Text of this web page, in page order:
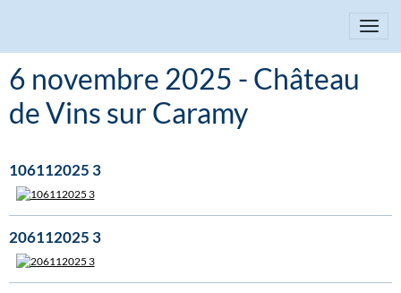
6 novembre 2025 - Château
de Vins sur Caramy
106112025 3
206112025 3